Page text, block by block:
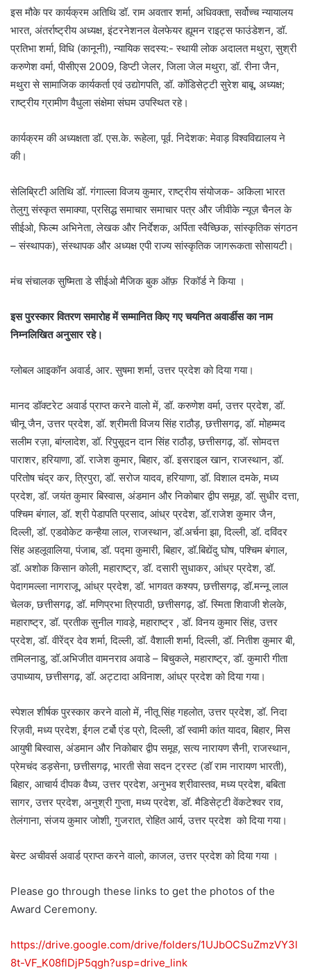
इस मौके पर कार्यक्रम अतिथि डॉ. राम अवतार शर्मा, अधिवक्ता, सर्वोच्च न्यायालय
भारत, अंतर्राष्ट्रीय अध्यक्ष, इंटरनेशनल वेलफेयर ह्यूमन राइट्स फाउंडेशन, डॉ.
प्रतिभा शर्मा, विधि (कानूनी), न्यायिक सदस्य:- स्थायी लोक अदालत मथुरा, सुश्री
करुणेश वर्मा, पीसीएस 2009, डिप्टी जेलर, जिला जेल मथुरा, डॉ. रीना जैन,
मथुरा से सामाजिक कार्यकर्ता एवं उद्योगपति, डॉ. कोंडिसेट्टी सुरेश बाबू, अध्यक्ष;
राष्ट्रीय ग्रामीण वैधुला संक्षेमा संघम उपस्थित रहे।
कार्यक्रम की अध्यक्षता डॉ. एस.के. रूहेला, पूर्व. निदेशक: मेवाड़ विश्वविद्यालय ने
की।
सेलिब्रिटी अतिथि डॉ. गंगाल्ला विजय कुमार, राष्ट्रीय संयोजक- अकिला भारत
तेलुगु संस्कृत समाक्या, प्रसिद्ध समाचार समाचार पत्र और जीवीके न्यूज़ चैनल के
सीईओ, फिल्म अभिनेता, लेखक और निर्देशक, अर्पिता स्वैच्छिक, सांस्कृतिक संगठन
– संस्थापक), संस्थापक और अध्यक्ष एपी राज्य सांस्कृतिक जागरूकता सोसायटी।
मंच संचालक सुष्मिता डे सीईओ मैजिक बुक ऑफ़ रिकॉर्ड ने किया ।
इस पुरस्कार वितरण समारोह में सम्मानित किए गए चयनित अवार्डीस का नाम
निम्नलिखित अनुसार रहे।
ग्लोबल आइकॉन अवार्ड, आर. सुषमा शर्मा, उत्तर प्रदेश को दिया गया।
मानद डॉक्टरेट अवार्ड प्राप्त करने वालो में, डॉ. करुणेश वर्मा, उत्तर प्रदेश, डॉ.
चीनू जैन, उत्तर प्रदेश, डॉ. श्रीमती विजय सिंह राठौड़, छत्तीसगढ़, डॉ. मोहम्मद
सलीम रज़ा, बांग्लादेश, डॉ. रिपुसूदन दान सिंह राठौड़, छत्तीसगढ़, डॉ. सोमदत्त
पाराशर, हरियाणा, डॉ. राजेश कुमार, बिहार, डॉ. इसराइल खान, राजस्थान, डॉ.
परितोष चंद्र कर, त्रिपुरा, डॉ. सरोज यादव, हरियाणा, डॉ. विशाल दमके, मध्य
प्रदेश, डॉ. जयंत कुमार बिस्वास, अंडमान और निकोबार द्वीप समूह, डॉ. सुधीर दत्ता,
पश्चिम बंगाल, डॉ. श्री पेडापति प्रसाद, आंध्र प्रदेश, डॉ.राजेश कुमार जैन,
दिल्ली, डॉ. एडवोकेट कन्हैया लाल, राजस्थान, डॉ.अर्चना झा, दिल्ली, डॉ. दविंदर
सिंह अहलूवालिया, पंजाब, डॉ. पद्मा कुमारी, बिहार, डॉ.बिद्येंदु घोष, पश्चिम बंगाल,
डॉ. अशोक किसान कोली, महाराष्ट्र, डॉ. दसारी सुधाकर, आंध्र प्रदेश, डॉ.
पेदागमल्ला नागराजू, आंध्र प्रदेश, डॉ. भागवत कश्यप, छत्तीसगढ़, डॉ.मन्नू लाल
चेलक, छत्तीसगढ़, डॉ. मणिप्रभा त्रिपाठी, छत्तीसगढ़, डॉ. स्मिता शिवाजी शेलके,
महाराष्ट्र, डॉ. प्रतीक सुनील गावड़े, महाराष्ट्र , डॉ. विनय कुमार सिंह, उत्तर
प्रदेश, डॉ. वीरेंद्र देव शर्मा, दिल्ली, डॉ. वैशाली शर्मा, दिल्ली, डॉ. नितीश कुमार बी,
तमिलनाडु, डॉ.अभिजीत वामनराव अवाडे – बिचुकले, महाराष्ट्र, डॉ. कुमारी गीता
उपाध्याय, छत्तीसगढ़, डॉ. अट्टादा अविनाश, आंध्र प्रदेश को दिया गया।
स्पेशल शीर्षक पुरस्कार करने वालो में, नीतू सिंह गहलोत, उत्तर प्रदेश, डॉ. निदा
रिज़वी, मध्य प्रदेश, ईगल टर्बो एंड प्रो, दिल्ली, डॉ स्वामी कांत यादव, बिहार, मिस
आयुषी बिस्वास, अंडमान और निकोबार द्वीप समूह, सत्य नारायण सैनी, राजस्थान,
प्रेमचंद डड़सेना, छत्तीसगढ़, भारती सेवा सदन ट्रस्ट (डॉ राम नारायण भारती),
बिहार, आचार्य दीपक वैध्य, उत्तर प्रदेश, अनुभव श्रीवास्तव, मध्य प्रदेश, बबिता
सागर, उत्तर प्रदेश, अनुश्री गुप्ता, मध्य प्रदेश, डॉ. मैडिसेट्टी वेंकटेश्वर राव,
तेलंगाना, संजय कुमार जोशी, गुजरात, रोहित आर्य, उत्तर प्रदेश को दिया गया।
बेस्ट अचीवर्स अवार्ड प्राप्त करने वालो, काजल, उत्तर प्रदेश को दिया गया ।
Please go through these links to get the photos of the
Award Ceremony.
https://drive.google.com/drive/folders/1UJbOCSuZmzVY3l
8t-VF_K08flDjP5qgh?usp=drive_link